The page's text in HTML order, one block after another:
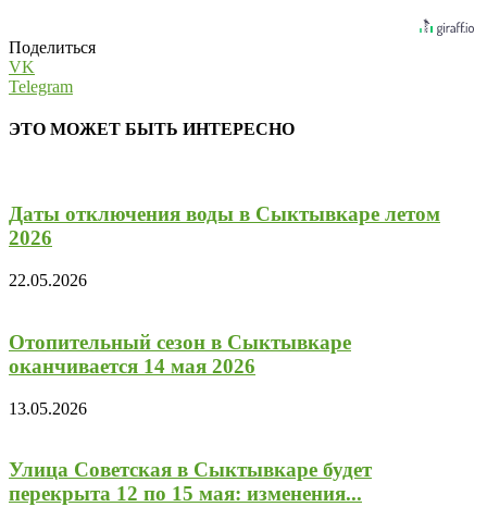
Поделиться
VK
Telegram
ЭТО МОЖЕТ БЫТЬ ИНТЕРЕСНО
Даты отключения воды в Сыктывкаре летом
2026
22.05.2026
Отопительный сезон в Сыктывкаре
оканчивается 14 мая 2026
13.05.2026
Улица Советская в Сыктывкаре будет
перекрыта 12 по 15 мая: изменения...